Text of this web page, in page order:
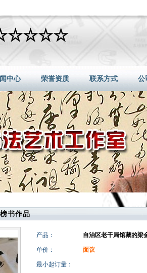
☆☆☆☆☆
中心 荣誉资质 联系方式 公
书作品
产品： 自治区老干局馆藏的梁
单价： 面议
最小起订量：